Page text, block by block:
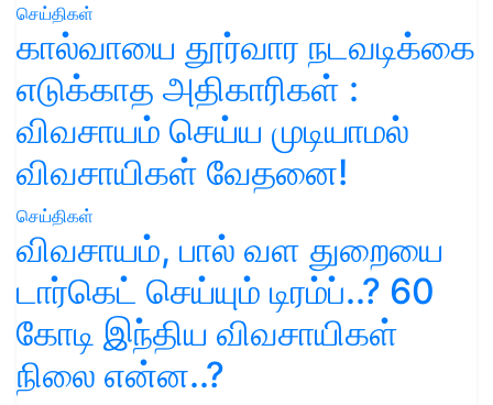
செய்திகள்
கால்வாயை தூர்வார நடவடிக்கை
எடுக்காத அதிகாரிகள் :
விவசாயம் செய்ய முடியாமல்
விவசாயிகள் வேதனை!
செய்திகள்
விவசாயம், பால் வள துறையை
டார்கெட் செய்யும் டிரம்ப்..? 60
கோடி இந்திய விவசாயிகள்
நிலை என்ன..?